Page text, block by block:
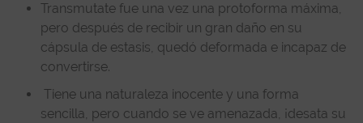
Transmutate fue una vez una protoforma máxima,
pero después de recibir un gran daño en su
cápsula de estasis, quedó deformada e incapaz de
convertirse.
Tiene una naturaleza inocente y una forma
sencilla, pero cuando se ve amenazada, ¡desata su